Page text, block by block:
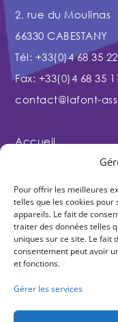
Pour offrir les meilleures
telles que les cookies
appareils. Le fait de
traiter des données telles
uniques sur ce site. Le fait
consentement peut avoir
et fonctions.
Gérer les services
2, rue du Moulinas
66330 CABESTANY
Tél: +33(0)4 68 35
Fax: +33(0)4 68 35
contact@lafont-
Accueil
Clubs & comités
Licenciés
Contact